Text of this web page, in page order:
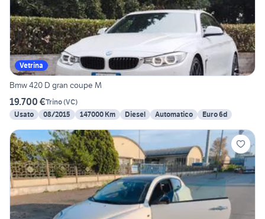
Vetrina
Bmw 420 D gran coupe M
19.700 €Trino(VC)
Usato
08/2015 147000 Km Diesel Automatico Euro 6d